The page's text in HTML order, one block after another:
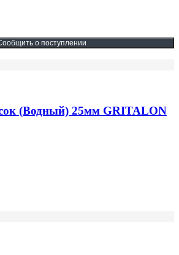
(Водный) 25мм GRITALON